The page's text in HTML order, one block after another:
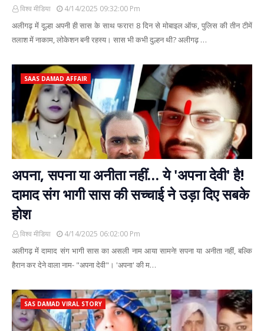
विश्व मीडिया 4/14/2025 09:32:00 Pm
अलीगढ़ में दूल्हा अपनी ही सास के साथ फरार! 8 दिन से मोबाइल ऑफ, पुलिस की तीन टीमें
तलाश में नाकाम, लोकेशन बनी रहस्य। सास भी कभी दुल्हन थी? अलीगढ़ …
SAAS DAMAD AFFAIR
अपना, सपना या अनीता नहीं… ये 'अपना देवी' है!
दामाद संग भागी सास की सच्चाई ने उड़ा दिए सबके
होश
विश्व मीडिया 4/14/2025 06:02:00 Pm
अलीगढ़ में दामाद संग भागी सास का असली नाम आया सामने! सपना या अनीता नहीं, बल्कि
हैरान कर देने वाला नाम- "अपना देवी"। 'अपना' की म…
SAS DAMAD VIRAL STORY